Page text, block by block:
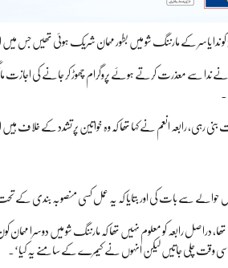
نے ندا سے معذرت کرتے ہوئے پروگرام چھوڑ کر جانے کی اجازت
بنی رہی، رابعہ انعم نے کہا تھا کہ وہ خواتین پر تشدد کے خلاف
سے بات کی اور بتایا کہ یہ عمل کسی منصوبہ بندی کے تحت نہیں
دراصل رابعہ کو معلوم نہیں تھا کہ مارننگ شو میں دوسرا
اسی وقت چلی جاتیں لیکن انہوں نے کیمرے کے سامنے یہ کیا‘۔